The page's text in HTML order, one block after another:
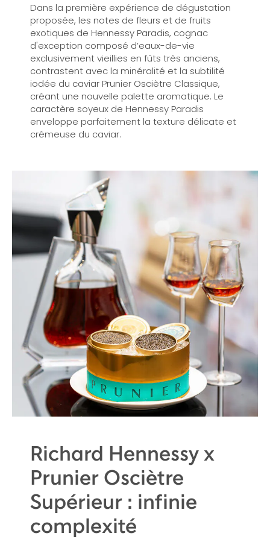
Dans la première expérience de dégustation
proposée, les notes de fleurs et de fruits
exotiques de Hennessy Paradis, cognac
d'exception composé d’eaux-de-vie
exclusivement vieillies en fûts très anciens,
contrastent avec la minéralité et la subtilité
iodée du caviar Prunier Osciètre Classique,
créant une nouvelle palette aromatique. Le
caractère soyeux de Hennessy Paradis
enveloppe parfaitement la texture délicate et
crémeuse du caviar.
Richard Hennessy x
Prunier Osciètre
Supérieur : infinie
complexité